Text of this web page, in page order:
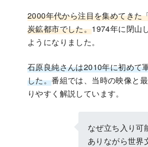
2000年代から注目を集めてきた
炭鉱都市でした。1974年に閉山
ようになりました。
石原良純さんは2010年に初めて
した。番組では、当時の映像と
りやすく解説しています。
なぜ立ち入り可
ありながら世界